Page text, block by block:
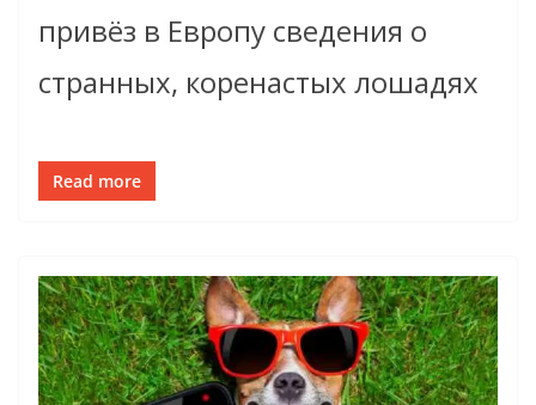
привёз в Европу сведения о
странных, коренастых лошадях
Read more